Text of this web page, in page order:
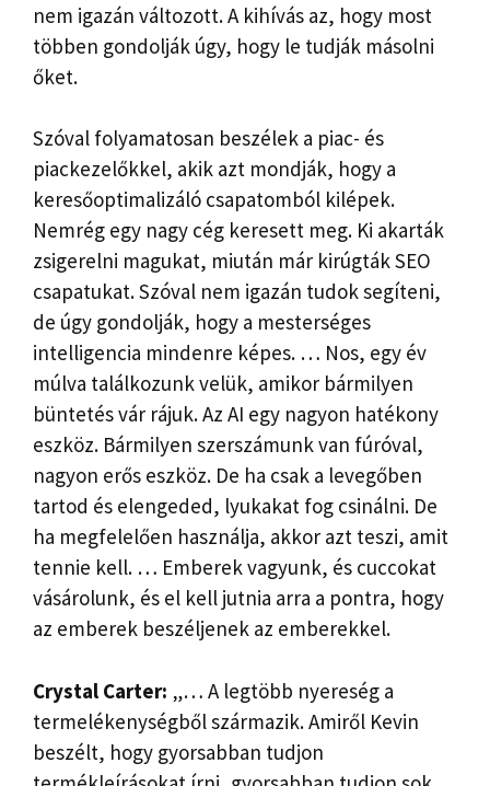
nem igazán változott. A kihívás az, hogy most
többen gondolják úgy, hogy le tudják másolni
őket.
Szóval folyamatosan beszélek a piac- és
piackezelőkkel, akik azt mondják, hogy a
keresőoptimalizáló csapatomból kilépek.
Nemrég egy nagy cég keresett meg. Ki akarták
zsigerelni magukat, miután már kirúgták SEO
csapatukat. Szóval nem igazán tudok segíteni,
de úgy gondolják, hogy a mesterséges
intelligencia mindenre képes. … Nos, egy év
múlva találkozunk velük, amikor bármilyen
büntetés vár rájuk. Az AI egy nagyon hatékony
eszköz. Bármilyen szerszámunk van fúróval,
nagyon erős eszköz. De ha csak a levegőben
tartod és elengeded, lyukakat fog csinálni. De
ha megfelelően használja, akkor azt teszi, amit
tennie kell. … Emberek vagyunk, és cuccokat
vásárolunk, és el kell jutnia arra a pontra, hogy
az emberek beszéljenek az emberekkel.
Crystal Carter: „… A legtöbb nyereség a
termelékenységből származik. Amiről Kevin
beszélt, hogy gyorsabban tudjon